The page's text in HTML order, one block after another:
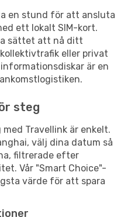
en stund för att ansluta
ett lokalt SIM-kort.
sättet att nå ditt
eller privat
är en
steg
Travellink är enkelt.
välj dina datum så
filtrerade efter
Vår "Smart Choice"-
värde för att spara